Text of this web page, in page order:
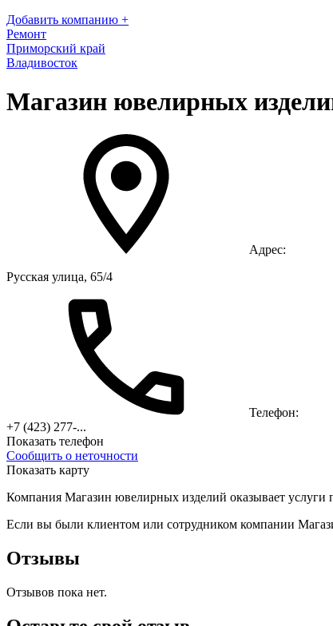
Добавить компанию +
Ремонт
Приморский край
Владивосток
Магазин ювелирных
Адрес:
Русская улица, 65/4
Телефон:
+7 (423) 277-...
Показать телефон
Сообщить о неточности
Показать карту
Компания Магазин ювелирных изделий оказывает услуги
Если вы были клиентом или сотрудником компании
Отзывы
Отзывов пока нет.